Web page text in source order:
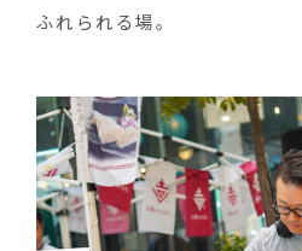
ふれられる場。